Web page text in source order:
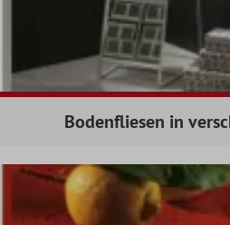
Bodenfliesen in